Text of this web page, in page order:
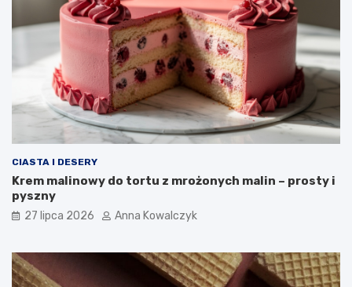
CIASTA I DESERY
Krem malinowy do tortu z mrożonych malin – prosty i
pyszny
27 lipca 2026 Anna Kowalczyk